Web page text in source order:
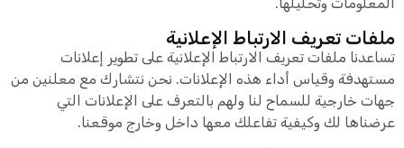
ملفات تعريف الارتباط الإعلانية
تساعدنا ملفات تعريف الارتباط الإعلانية على تطوير إعلانات
مستهدفة وقياس أداء هذه الإعلانات. نحن نتشارك مع معلنين من
جهات خارجية للسماح لنا ولهم بالتعرف على الإعلانات التي
عرضناها لك وكيفية تفاعلك معها داخل وخارج موقعنا.